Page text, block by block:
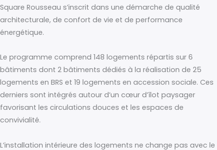
Square Rousseau s’inscrit dans une démarche de qualité
architecturale, de confort de vie et de performance
énergétique.
Le programme comprend 148 logements répartis sur 6
bâtiments dont 2 bâtiments dédiés à la réalisation de 25
logements en BRS et 19 logements en accession sociale. Ces
derniers sont intégrés autour d’un cœur d’îlot paysager
favorisant les circulations douces et les espaces de
convivialité.
L’installation intérieure des logements ne change pas avec le